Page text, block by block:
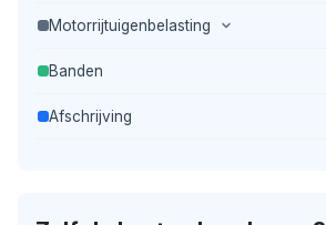
Motorrijtuigenbelasting
Banden
Afschrijving